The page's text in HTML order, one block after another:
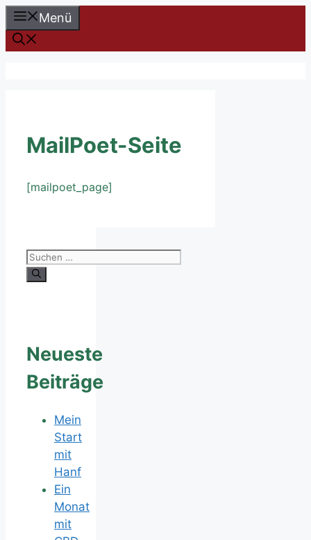
Zum
Inhalt
springen
Menü
MailPoet-Seite
[mailpoet_page]
Suchen
nach:
Neueste
Beiträge
Mein
Start
mit
Hanf
Ein
Monat
mit